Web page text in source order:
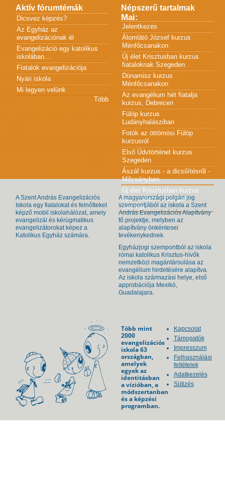
Aktív fórumtémák
Dicsvez képzés?
Az Egyház az
evangelizációnak él
Evangelizáció egy katolikus
iskolában...
Fiatalok evangelizációja
Nyári iskola
Mi legyen velünk
Több
Népszerű tartalmak
Mai:
Jelentkezés
Álomlátó József kurzus
Ménfőcsanakon
Új élet Krisztusban kurzus
fiataloknak Szegeden
Dünamisz kurzus
Ménfőcsanakon
Az evangélium hét fiatalja
kurzus, Debrecen
Fülöp kurzus
Ludányhalásziban
Fotók az öttömösi Fülöp
kurzusról
Első Üdvtörténet kurzus
Szegeden
Ászáf kurzus - a dicsőítésről -
Mőcsényben
Új élet Krisztusban kurzus
nyolc héten át Szeged-
Szőregen
A Szent András Evangelizációs
Iskola egy fiatalokat és felnőtteket
képző mobil iskolahálózat, amely
evangelizál és kérügmatikus
evangelizátorokat képez a
Katolikus Egyház számára.
A magyarországi polgári jog
szempontjából az iskola a Szent
András Evangelizációs Alapítvány
fő projektje, melyben az
alapítvány önkéntesei
tevékenykednek.
Egyházjogi szempontból az iskola
római katolikus Krisztus-hívők
nemzetközi magántársulása az
evangélium hirdetésére alapítva.
Az iskola származási helye, első
approbációja Mexikó,
Guadalajara.
Több mint
2000
evangelizációs
iskola 63
országban,
amelyek
egyek az
identitásban
a vízióban, a
módszertanban
és a képzési
programban.
Kapcsolat
Támogatók
Impresszum
Felhasználási
feltételek
Adatkezelés
Sütizés